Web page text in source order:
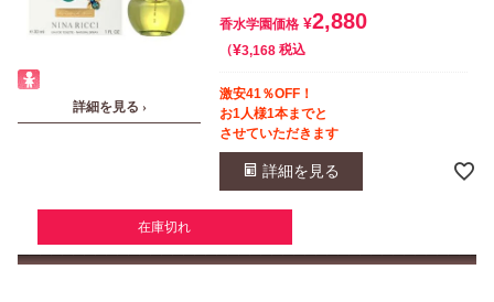
詳細を見る ›
香水学園価格 ¥2,880
¥3,168 税込
激安41％OFF！
お1人様1本までと
させていただきます
詳細を見る
在庫切れ